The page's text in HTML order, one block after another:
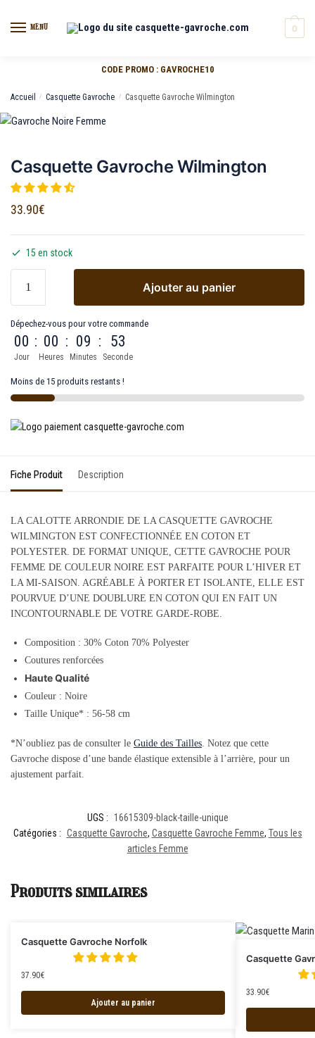
MENU 0
CODE PROMO : GAVROCHE10
Accueil / Casquette Gavroche / Casquette Gavroche Wilmington
Casquette Gavroche Wilmington
33.90€
15 en stock
Ajouter au panier
Dépechez-vous pour votre commande
00
Jour
: 00
Heures
: 09
Minutes
: 53
Seconde
Moins de 15 produits restants !
Fiche Produit Description
LA CALOTTE ARRONDIE DE LA CASQUETTE GAVROCHE
WILMINGTON EST CONFECTIONNÉE EN COTON ET
POLYESTER. DE FORMAT UNIQUE, CETTE GAVROCHE POUR
FEMME DE COULEUR NOIRE EST PARFAITE POUR L’HIVER ET
LA MI-SAISON. AGRÉABLE À PORTER ET ISOLANTE, ELLE EST
POURVUE D’UNE DOUBLURE EN COTON QUI EN FAIT UN
INCONTOURNABLE DE VOTRE GARDE-ROBE.
Composition : 30% Coton 70% Polyester
Coutures renforcées
Haute Qualité
Couleur : Noire
Taille Unique* : 56-58 cm
*N’oubliez pas de consulter le Guide des Tailles . Notez que cette
Gavroche dispose d’une bande élastique extensible à l’arrière, pour un
ajustement parfait.
UGS :
16615309-black-taille-unique
Catégories : Casquette Gavroche, Casquette Gavroche Femme, Tous les
articles Femme
Produits similaires
Casquette Gavroche Norfolk
37.90€
Ajouter au panier
Casquette
33.90€